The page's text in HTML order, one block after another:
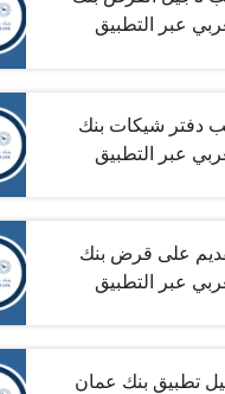
عبر التطبيق
دفتر شيكات بنك
عبر التطبيق
على قرض بنك
عبر التطبيق
تطبيق بنك عمان